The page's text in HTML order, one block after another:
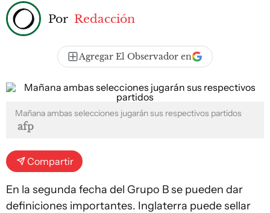
Por Redacción
Agregar El Observador en
Mañana ambas selecciones jugarán sus respectivos partidos
afp
Compartir
En la segunda fecha del Grupo B se pueden dar
definiciones importantes. Inglaterra puede sellar